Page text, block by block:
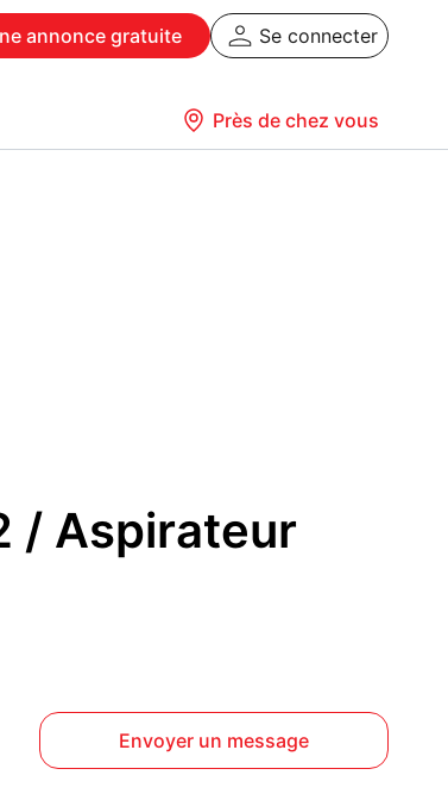
annonce gratuite Se connecter
Près de chez vous
/ Aspirateur
Envoyer un message